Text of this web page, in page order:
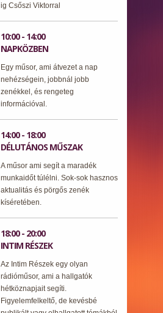
ig Csőszi Viktorral
10:00 - 14:00
NAPKÖZBEN
Egy műsor, ami átvezet a nap
nehézségein, jobbnál jobb
zenékkel, és rengeteg
információval.
14:00 - 18:00
DÉLUTÁNOS MŰSZAK
A műsor ami segít a maradék
munkaidőt túlélni. Sok-sok hasznos
aktualitás és pörgős zenék
kíséretében.
18:00 - 20:00
INTIM RÉSZEK
Az Intim Részek egy olyan
rádióműsor, ami a hallgatók
hétköznapjait segíti.
Figyelemfelkeltő, de kevésbé